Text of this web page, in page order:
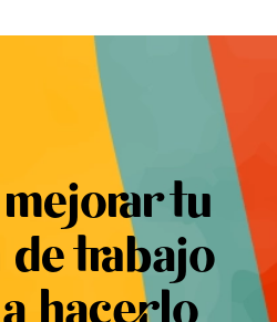
tu
trabajo